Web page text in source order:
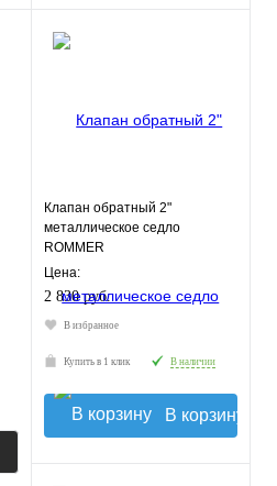
Клапан обратный 2"
металлическое седло
ROMMER
Цена:
2 830 руб.
В избранное
Купить в 1 клик В наличии
В корзину